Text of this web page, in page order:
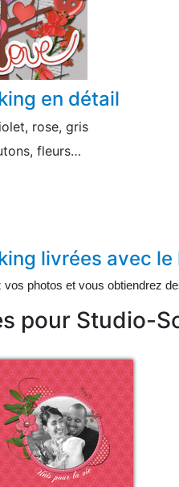
en détail
rose, gris
fleurs…
livrées avec le
photos et vous obtiendrez
pour Studio-